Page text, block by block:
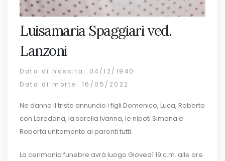
Luisamaria Spaggiari ved.
Lanzoni
Data di nascita: 04/12/1940
Data di morte: 16/05/2022
Ne danno il triste annuncio i figli Domenico, Luca, Roberto
con Loredana, la sorella Ivanna, le nipoti Simona e
Roberta unitamente ai parenti tutti.
La cerimonia funebre avrà luogo Giovedì 19 c.m. alle ore